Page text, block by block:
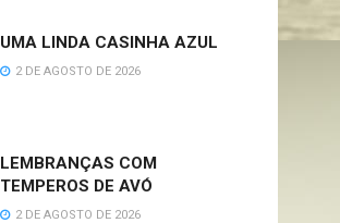
UMA LINDA CASINHA AZUL
2 DE AGOSTO DE 2026
LEMBRANÇAS COM
TEMPEROS DE AVÓ
2 DE AGOSTO DE 2026